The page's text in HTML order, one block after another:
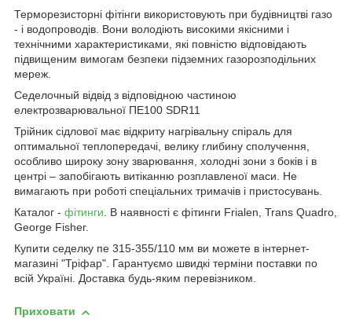
Терморезисторні фітінги використовують при будівництві газо
- і водопроводів. Вони володіють високими якісними і
технічними характеристиками, які повністю відповідають
підвищеним вимогам безпеки підземних газорозподільних
мереж.
Седелочный відвід з відповідною частиною
електрозварювальної ПЕ100 SDR11
Трійник сідлової має відкриту нагрівальну спіраль для
оптимальної теплопередачі, велику глибину сполучення,
особливо широку зону зварювання, холодні зони з боків і в
центрі – запобігають витіканню розплавленої маси. Не
вимагають при роботі спеціальних тримачів і пристосувань.
Каталог - фітинги. В наявності є фітинги Frialen, Trans Quadro,
George Fisher.
Купити седелку пе 315-355/110 мм ви можете в інтернет-
магазині "Тріфар". Гарантуємо швидкі терміни поставки по
всій Україні. Доставка будь-яким перевізником.
Приховати